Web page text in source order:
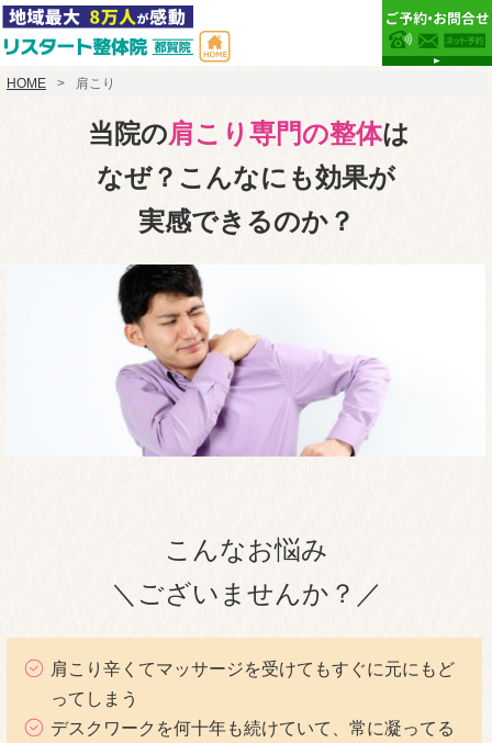
HOME 肩こり
当院の肩こり専門の整体は
なぜ？こんなにも効果が
実感できるのか？
こんなお悩み
＼ございませんか？／
肩こり辛くてマッサージを受けてもすぐに元にもど
ってしまう
デスクワークを何十年も続けていて、常に凝ってる